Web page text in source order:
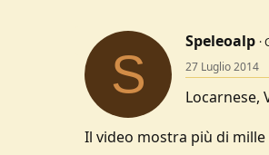
o
e
D
s
n
i
i
S
Speleoalp
27 Luglio 2014
Locarnese,
Il video mostra più di